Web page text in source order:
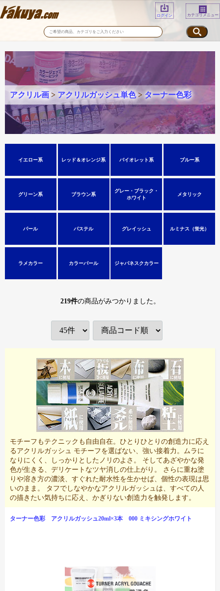
ログイン カテゴリメニュー
アクリル画 > アクリルガッシュ単色> ターナー色彩
イエロー系 レッド＆オレンジ系 バイオレット系 ブルー系
グリーン系 ブラウン系
グレー・ブラック・
ホワイト
メタリック
パール パステル グレイッシュ ルミナス（蛍光）
ラメカラー カラーパール ジャパネスクカラー
219件の商品がみつかりました。
モチーフもテクニックも自由自在。ひとりひとりの創造力に応え
るアクリルガッシュ モチーフを選ばない、強い接着力。ムラに
なりにくく、しっかりとしたノリのよさ。 そしてあざやかな発
色が生きる、デリケートなツヤ消しの仕上がり。 さらに重ね塗
りや溶き方の濃淡、すぐれた耐水性を生かせば、個性の表現は思
いのまま。 タフでしなやかなアクリルガッシュは、すべての人
の描きたい気持ちに応え、かぎりない創造力を触発します。
ターナー色彩 アクリルガッシュ20ml×3本 000 ミキシングホワイト